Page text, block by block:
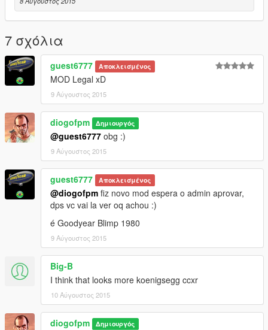
7 σχόλια
guest6777 Αποκλεισμένος
MOD Legal xD
9 Αύγουστος 2015
diogofpm Δημιουργός
@guest6777 obg :)
9 Αύγουστος 2015
guest6777 Αποκλεισμένος
@diogofpm fiz novo mod espera o admin aprovar,
dps vc vai la ver oq achou :)
é Goodyear Blimp 1980
9 Αύγουστος 2015
Big-B
I think that looks more koenigsegg ccxr
10 Αύγουστος 2015
diogofpm Δημιουργός